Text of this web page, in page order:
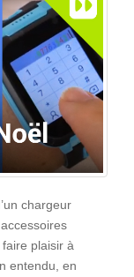
chargeur
plaisir à
entendu, en